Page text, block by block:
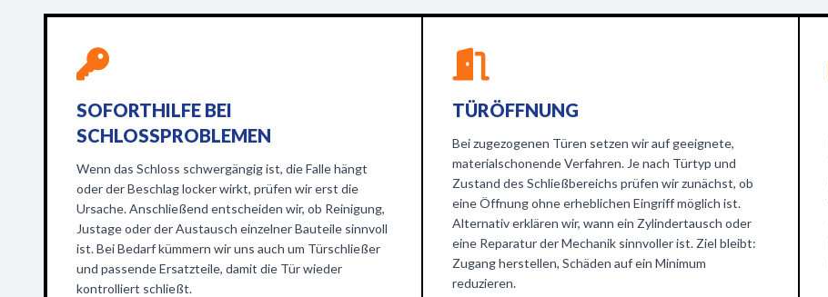
SOFORTHILFE BEI
SCHLOSSPROBLEMEN
Wenn das Schloss schwergängig ist, die Falle hängt
oder der Beschlag locker wirkt, prüfen wir erst die
Ursache. Anschließend entscheiden wir, ob Reinigung,
Justage oder der Austausch einzelner Bauteile sinnvoll
ist. Bei Bedarf kümmern wir uns auch um Türschließer
und passende Ersatzteile, damit die Tür wieder
kontrolliert schließt.
TÜRÖFFNUNG
Bei zugezogenen Türen setzen wir auf geeignete,
materialschonende Verfahren. Je nach Türtyp und
Zustand des Schließbereichs prüfen wir zunächst, ob
eine Öffnung ohne erheblichen Eingriff möglich ist.
Alternativ erklären wir, wann ein Zylindertausch oder
eine Reparatur der Mechanik sinnvoller ist. Ziel bleibt:
Zugang herstellen, Schäden auf ein Minimum
reduzieren.